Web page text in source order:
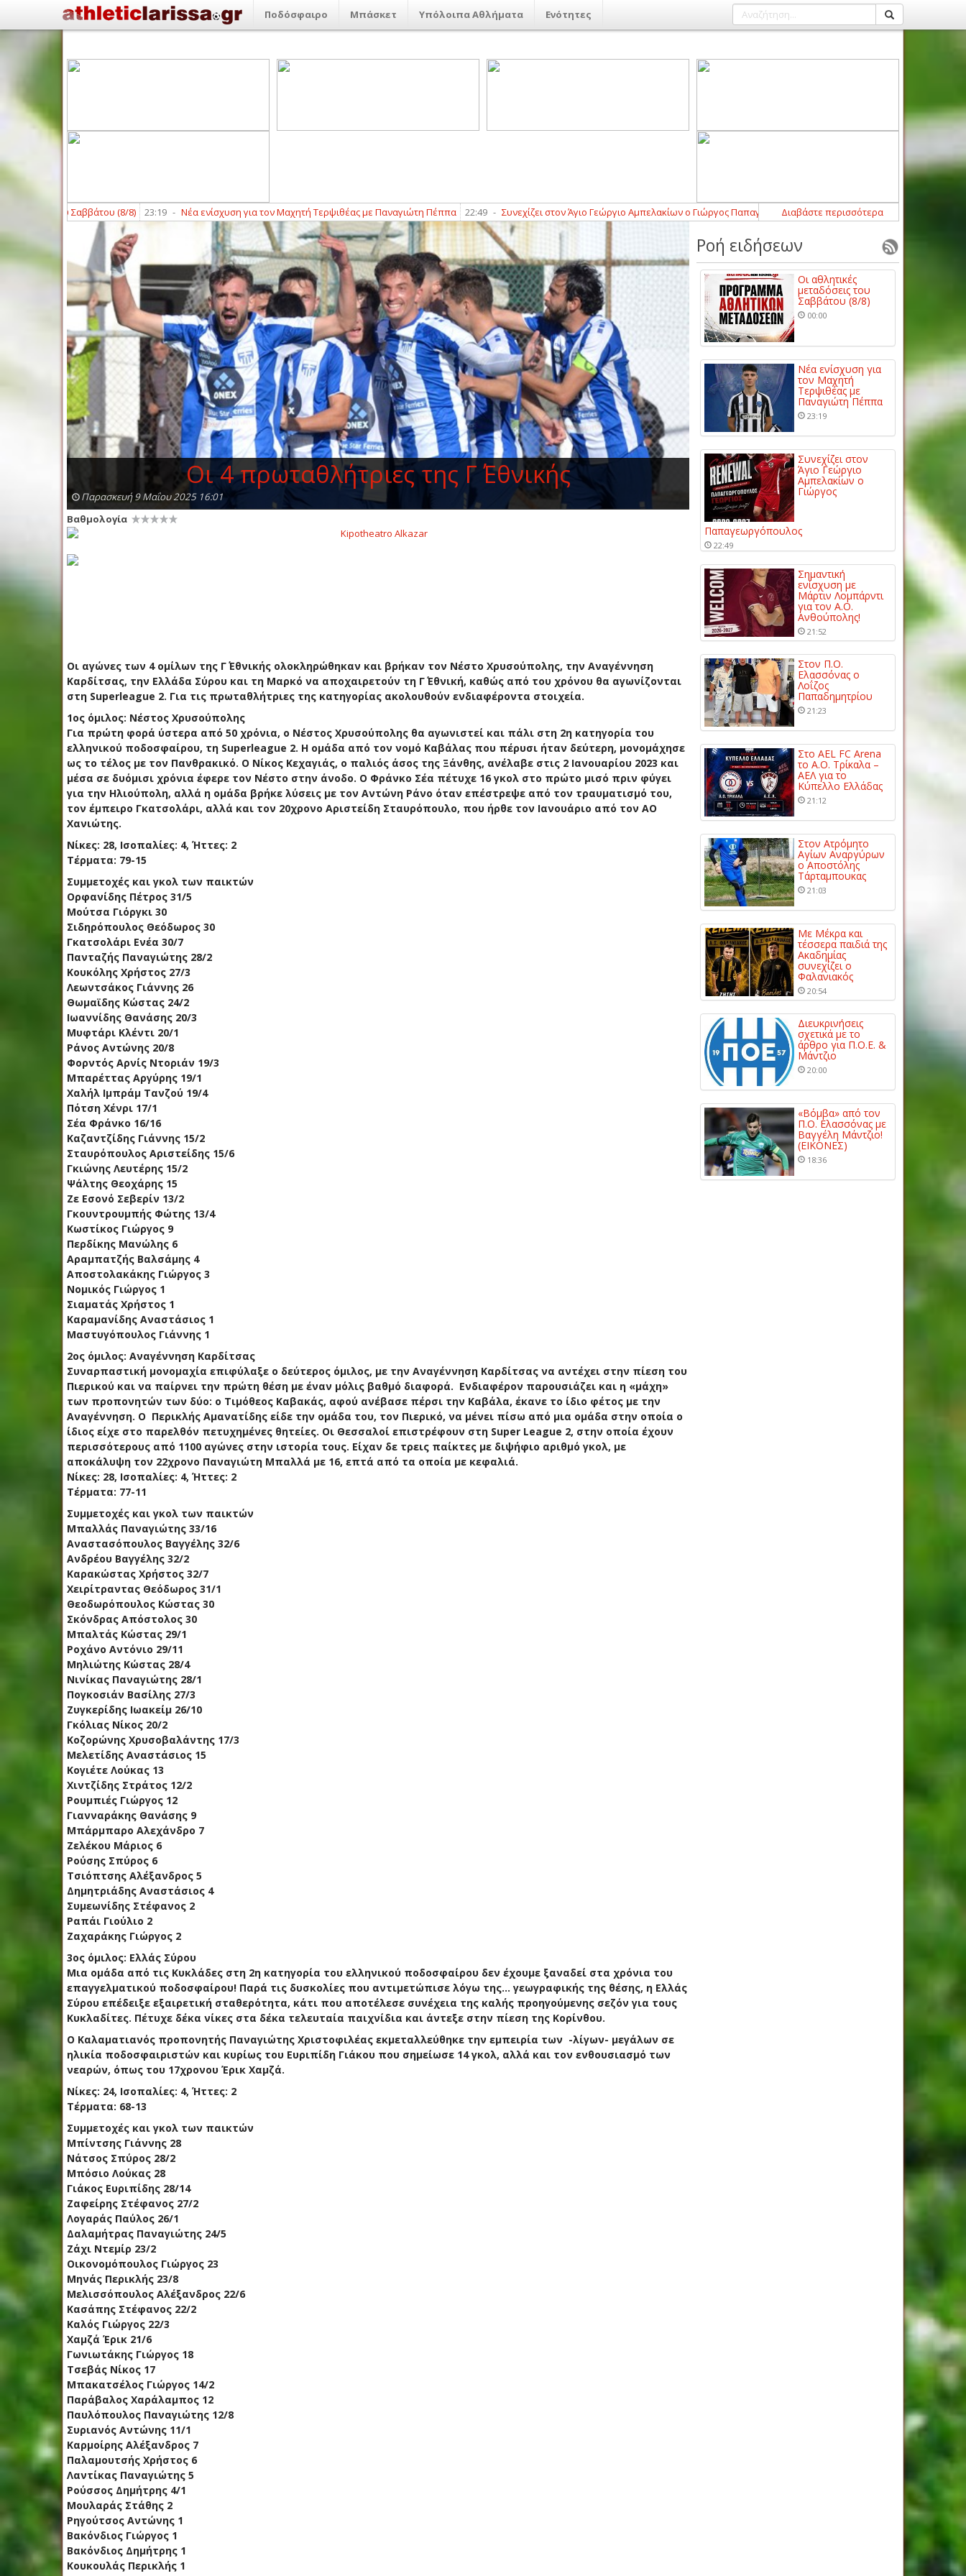
Ποδόσφαιρο Μπάσκετ Υπόλοιπα Αθλήματα Ενότητες
του Σαββάτου (8/8) 23:19 - Νέα ενίσχυση για τον Μαχητή Τερψιθέας με Παναγιώτη Πέππα 22:49 - Συνεχίζει στον Άγιο Γεώργιο Αμπελακίων ο Γιώργος Παπαγεωργόπουλος 21:52 - Σημαντική ενίσχυση με Μάρτιν
Διαβάστε περισσότερα
Οι 4 πρωταθλήτριες της Γ΄ Εθνικής
Παρασκευή 9 Μαΐου 2025 16:01
Βαθμολογία
Οι αγώνες των 4 ομίλων της Γ΄ Εθνικής ολοκληρώθηκαν και βρήκαν τον Νέστο Χρυσούπολης, την Αναγέννηση
Καρδίτσας, την Ελλάδα Σύρου και τη Μαρκό να αποχαιρετούν τη Γ΄ Εθνική, καθώς από του χρόνου θα αγωνίζονται
στη Superleague 2. Για τις πρωταθλήτριες της κατηγορίας ακολουθούν ενδιαφέροντα στοιχεία.
1ος όμιλος: Νέστος Χρυσούπολης
Για πρώτη φορά ύστερα από 50 χρόνια, ο Νέστος Χρυσούπολης θα αγωνιστεί και πάλι στη 2η κατηγορία του
ελληνικού ποδοσφαίρου, τη Superleague 2. Η ομάδα από τον νομό Καβάλας που πέρυσι ήταν δεύτερη, μονομάχησε
ως το τέλος με τον Πανθρακικό. Ο Νίκος Κεχαγιάς, ο παλιός άσος της Ξάνθης, ανέλαβε στις 2 Ιανουαρίου 2023 και
μέσα σε δυόμισι χρόνια έφερε τον Νέστο στην άνοδο. Ο Φράνκο Σέα πέτυχε 16 γκολ στο πρώτο μισό πριν φύγει
για την Ηλιούπολη, αλλά η ομάδα βρήκε λύσεις με τον Αντώνη Ράνο όταν επέστρεψε από τον τραυματισμό του,
τον έμπειρο Γκατσολάρι, αλλά και τον 20χρονο Αριστείδη Σταυρόπουλο, που ήρθε τον Ιανουάριο από τον ΑΟ
Χανιώτης.
Νίκες: 28, Ισοπαλίες: 4, Ήττες: 2
Τέρματα: 79-15
Συμμετοχές και γκολ των παικτών
Ορφανίδης Πέτρος 31/5
Μούτσα Γιόργκι 30
Σιδηρόπουλος Θεόδωρος 30
Γκατσολάρι Ενέα 30/7
Πανταζής Παναγιώτης 28/2
Κουκόλης Χρήστος 27/3
Λεωντσάκος Γιάννης 26
Θωμαϊδης Κώστας 24/2
Ιωαννίδης Θανάσης 20/3
Μυφτάρι Κλέντι 20/1
Ράνος Αντώνης 20/8
Φορντός Αρνίς Ντοριάν 19/3
Μπαρέττας Αργύρης 19/1
Χαλήλ Ιμπράμ Τανζού 19/4
Πότση Χένρι 17/1
Σέα Φράνκο 16/16
Καζαντζίδης Γιάννης 15/2
Σταυρόπουλος Αριστείδης 15/6
Γκιώνης Λευτέρης 15/2
Ψάλτης Θεοχάρης 15
Ζε Εσονό Σεβερίν 13/2
Γκουντρουμπής Φώτης 13/4
Κωστίκος Γιώργος 9
Περδίκης Μανώλης 6
Αραμπατζής Βαλσάμης 4
Αποστολακάκης Γιώργος 3
Νομικός Γιώργος 1
Σιαματάς Χρήστος 1
Καραμανίδης Αναστάσιος 1
Μαστυγόπουλος Γιάννης 1
2ος όμιλος: Αναγέννηση Καρδίτσας
Συναρπαστική μονομαχία επιφύλαξε ο δεύτερος όμιλος, με την Αναγέννηση Καρδίτσας να αντέχει στην πίεση του
Πιερικού και να παίρνει την πρώτη θέση με έναν μόλις βαθμό διαφορά. Ενδιαφέρον παρουσιάζει και η «μάχη»
των προπονητών των δύο: ο Τιμόθεος Καβακάς, αφού ανέβασε πέρσι την Καβάλα, έκανε το ίδιο φέτος με την
Αναγέννηση. Ο Περικλής Αμανατίδης είδε την ομάδα του, τον Πιερικό, να μένει πίσω από μια ομάδα στην οποία ο
ίδιος είχε στο παρελθόν πετυχημένες θητείες. Οι Θεσσαλοί επιστρέφουν στη Super League 2, στην οποία έχουν
περισσότερους από 1100 αγώνες στην ιστορία τους. Είχαν δε τρεις παίκτες με διψήφιο αριθμό γκολ, με
αποκάλυψη τον 22χρονο Παναγιώτη Μπαλλά με 16, επτά από τα οποία με κεφαλιά.
Νίκες: 28, Ισοπαλίες: 4, Ήττες: 2
Τέρματα: 77-11
Συμμετοχές και γκολ των παικτών
Μπαλλάς Παναγιώτης 33/16
Αναστασόπουλος Βαγγέλης 32/6
Ανδρέου Βαγγέλης 32/2
Καρακώστας Χρήστος 32/7
Χειρίτραντας Θεόδωρος 31/1
Θεοδωρόπουλος Κώστας 30
Σκόνδρας Απόστολος 30
Μπαλτάς Κώστας 29/1
Ροχάνο Αντόνιο 29/11
Μηλιώτης Κώστας 28/4
Νινίκας Παναγιώτης 28/1
Πογκοσιάν Βασίλης 27/3
Ζυγκερίδης Ιωακείμ 26/10
Γκόλιας Νίκος 20/2
Κοζορώνης Χρυσοβαλάντης 17/3
Μελετίδης Αναστάσιος 15
Κογιέτε Λούκας 13
Χιντζίδης Στράτος 12/2
Ρουμπιές Γιώργος 12
Γιανναράκης Θανάσης 9
Μπάρμπαρο Αλεχάνδρο 7
Ζελέκου Μάριος 6
Ρούσης Σπύρος 6
Τσιόπτσης Αλέξανδρος 5
Δημητριάδης Αναστάσιος 4
Συμεωνίδης Στέφανος 2
Ραπάι Γιούλιο 2
Ζαχαράκης Γιώργος 2
3ος όμιλος: Ελλάς Σύρου
Μια ομάδα από τις Κυκλάδες στη 2η κατηγορία του ελληνικού ποδοσφαίρου δεν έχουμε ξαναδεί στα χρόνια του
επαγγελματικού ποδοσφαίρου! Παρά τις δυσκολίες που αντιμετώπισε λόγω της… γεωγραφικής της θέσης, η Ελλάς
Σύρου επέδειξε εξαιρετική σταθερότητα, κάτι που αποτέλεσε συνέχεια της καλής προηγούμενης σεζόν για τους
Κυκλαδίτες. Πέτυχε δέκα νίκες στα δέκα τελευταία παιχνίδια και άντεξε στην πίεση της Κορίνθου.
Ο Καλαματιανός προπονητής Παναγιώτης Χριστοφιλέας εκμεταλλεύθηκε την εμπειρία των -λίγων- μεγάλων σε
ηλικία ποδοσφαιριστών και κυρίως του Ευριπίδη Γιάκου που σημείωσε 14 γκολ, αλλά και τον ενθουσιασμό των
νεαρών, όπως του 17χρονου Έρικ Χαμζά.
Νίκες: 24, Ισοπαλίες: 4, Ήττες: 2
Τέρματα: 68-13
Συμμετοχές και γκολ των παικτών
Μπίντσης Γιάννης 28
Νάτσος Σπύρος 28/2
Μπόσιο Λούκας 28
Γιάκος Ευριπίδης 28/14
Ζαφείρης Στέφανος 27/2
Λογαράς Παύλος 26/1
Δαλαμήτρας Παναγιώτης 24/5
Ζάχι Ντεμίρ 23/2
Οικονομόπουλος Γιώργος 23
Μηνάς Περικλής 23/8
Μελισσόπουλος Αλέξανδρος 22/6
Κασάπης Στέφανος 22/2
Καλός Γιώργος 22/3
Χαμζά Έρικ 21/6
Γωνιωτάκης Γιώργος 18
Τσεβάς Νίκος 17
Μπακατσέλος Γιώργος 14/2
Παράβαλος Χαράλαμπος 12
Παυλόπουλος Παναγιώτης 12/8
Συριανός Αντώνης 11/1
Καρμοίρης Αλέξανδρος 7
Παλαμουτσής Χρήστος 6
Λαντίκας Παναγιώτης 5
Ρούσσος Δημήτρης 4/1
Μουλαράς Στάθης 2
Ρηγούτσος Αντώνης 1
Βακόνδιος Γιώργος 1
Βακόνδιος Δημήτρης 1
Κουκουλάς Περικλής 1
Ροή ειδήσεων
Οι αθλητικές
μεταδόσεις του
Σαββάτου (8/8)
00:00
Νέα ενίσχυση για
τον Μαχητή
Τερψιθέας με
Παναγιώτη Πέππα
23:19
Συνεχίζει στον
Άγιο Γεώργιο
Αμπελακίων ο
Γιώργος
Παπαγεωργόπουλος
22:49
Σημαντική
ενίσχυση με
Μάρτιν Λομπάρντι
για τον Α.Ο.
Ανθούπολης!
21:52
Στον Π.Ο.
Ελασσόνας ο
Λοΐζος
Παπαδημητρίου
21:23
Στο AEL FC Arena
το Α.Ο. Τρίκαλα –
ΑΕΛ για το
Κύπελλο Ελλάδας
21:12
Στον Ατρόμητο
Αγίων Αναργύρων
ο Αποστόλης
Τάρταμπουκας
21:03
Με Μέκρα και
τέσσερα παιδιά της
Ακαδημίας
συνεχίζει ο
Φαλανιακός
20:54
Διευκρινήσεις
σχετικά με το
άρθρο για Π.Ο.Ε. &
Μάντζιο
20:00
«Βόμβα» από τον
Π.Ο. Ελασσόνας με
Βαγγέλη Μάντζιο!
(ΕΙΚΟΝΕΣ)
18:36